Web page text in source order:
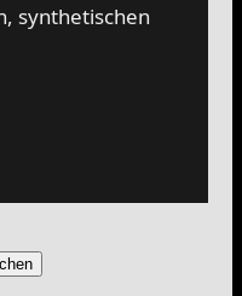
synthetischen